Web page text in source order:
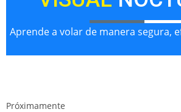
Aprende a volar de manera segura,
Próximamente